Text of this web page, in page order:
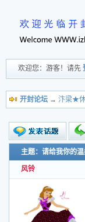
欢迎您：游客！请先
开封论坛 → 汴梁★
新的主题
投票帖
交易帖
小字报
主题：请给我你的
风铃